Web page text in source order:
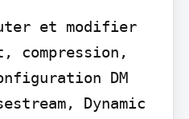
et modifier
DM
Dynamic